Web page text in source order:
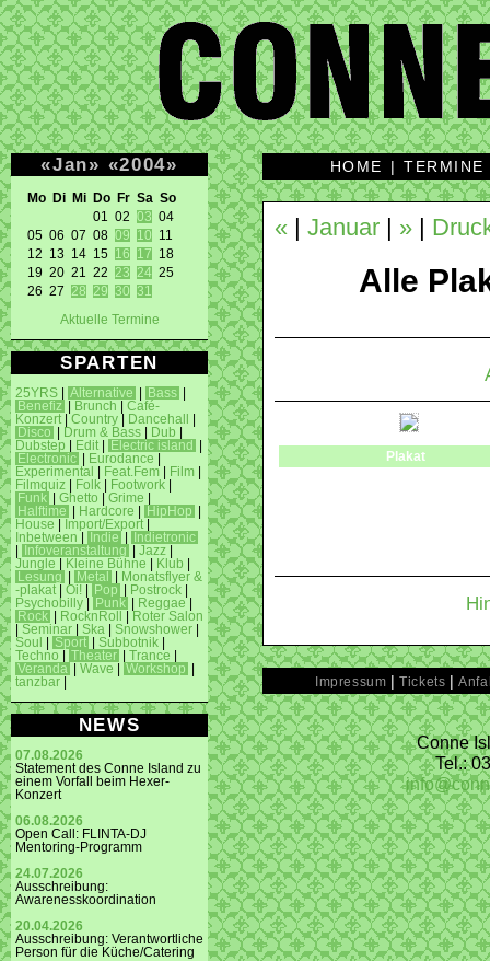
«Jan» «2004»
Mo Di Mi Do Fr Sa So
01 02 03 04
05 06 07 08 09 10 11
12 13 14 15 16 17 18
19 20 21 22 23 24 25
26 27 28 29 30 31
Aktuelle Termine
SPARTEN
25YRS Alternative Bass
Benefiz
Brunch
Café-
Konzert
Country Dancehall
Disco
Drum & Bass Dub
Dubstep
Edit Electric island
Electronic
Eurodance
Experimental
Feat.Fem Film
Filmquiz
Folk Footwork
Funk
Ghetto Grime
Halftime
Hardcore HipHop
House
Import/Export
Inbetween
Indie
Indietronic
Infoveranstaltung Jazz
Jungle
Kleine Bühne Klub
Lesung
Metal
Monatsflyer &
-plakat
Oi! Pop Postrock
Psychobilly
Punk Reggae
Rock
RocknRoll
Roter Salon
Seminar Ska Snowshower
Soul
Sport Subbotnik
Techno
Theater Trance
Veranda
Wave Workshop
tanzbar
NEWS
07.08.2026
Statement des Conne Island zu
einem Vorfall beim Hexer-
Konzert
06.08.2026
Open Call: FLINTA-DJ
Mentoring-Programm
24.07.2026
Ausschreibung:
Awarenesskoordination
20.04.2026
Ausschreibung: Verantwortliche
Person für die Küche/Catering
HOME |TERMINE
« Januar »
Alle
Plakat
Impressum |Tickets |
Conne
Tel.: